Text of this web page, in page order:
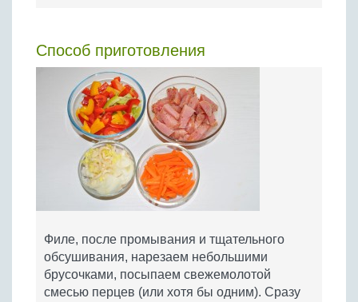
Способ приготовления
Филе, после промывания и тщательного
обсушивания, нарезаем небольшими
брусочками, посыпаем свежемолотой
смесью перцев (или хотя бы одним). Сразу